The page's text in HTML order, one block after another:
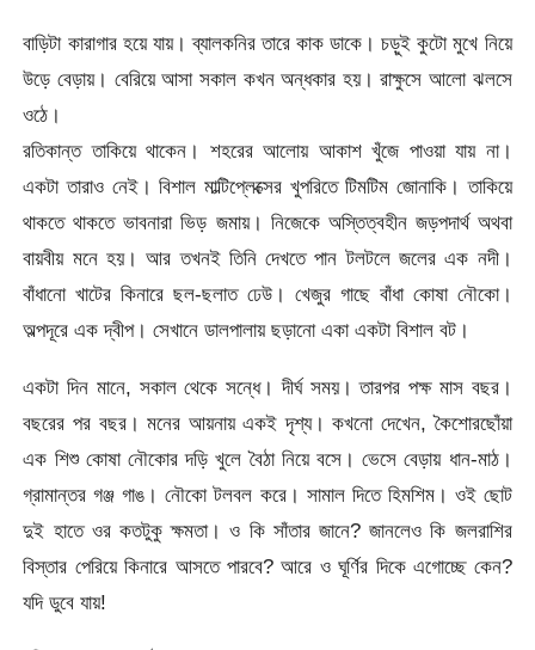
বাড়িটা কারাগার হয়ে যায়। ব্যালকনির তারে কাক ডাকে। চড়ুই কুটো মুখে নিয়ে
উড়ে বেড়ায়। বেরিয়ে আসা সকাল কখন অন্ধকার হয়। রাক্ষুসে আলো ঝলসে
ওঠে।
রতিকান্ত তাকিয়ে থাকেন। শহরের আলোয় আকাশ খুঁজে পাওয়া যায় না।
একটা তারাও নেই। বিশাল মাল্টিপ্লেক্সের খুপরিতে টিমটিম জোনাকি। তাকিয়ে
থাকতে থাকতে ভাবনারা ভিড় জমায়। নিজেকে অস্তিত্বহীন জড়পদার্থ অথবা
বায়বীয় মনে হয়। আর তখনই তিনি দেখতে পান টলটলে জলের এক নদী।
বাঁধানো খাটের কিনারে ছল-ছলাত ঢেউ। খেজুর গাছে বাঁধা কোষা নৌকো।
অল্পদূরে এক দ্বীপ। সেখানে ডালপালায় ছড়ানো একা একটা বিশাল বট।
একটা দিন মানে, সকাল থেকে সন্ধে। দীর্ঘ সময়। তারপর পক্ষ মাস বছর।
বছরের পর বছর। মনের আয়নায় একই দৃশ্য। কখনো দেখেন, কৈশোরছোঁয়া
এক শিশু কোষা নৌকোর দড়ি খুলে বৈঠা নিয়ে বসে। ভেসে বেড়ায় ধান-মাঠ।
গ্রামান্তর গঞ্জ গাঙ। নৌকো টলবল করে। সামাল দিতে হিমশিম। ওই ছোট
দুই হাতে ওর কতটুকু ক্ষমতা। ও কি সাঁতার জানে? জানলেও কি জলরাশির
বিস্তার পেরিয়ে কিনারে আসতে পারবে? আরে ও ঘূর্ণির দিকে এগোচ্ছে কেন?
যদি ডুবে যায়!